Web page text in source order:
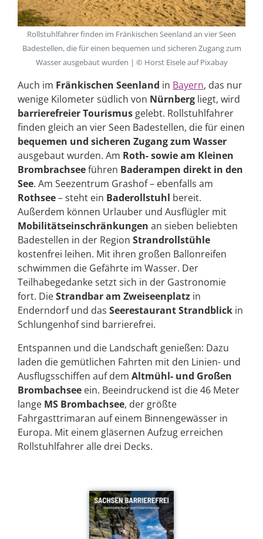
Rollstuhlfahrer finden im Fränkischen Seenland an vier Seen
Badestellen, die für einen bequemen und sicheren Zugang zum
Wasser ausgebaut wurden | © Horst Eisele auf Pixabay
Auch im Fränkischen Seenland in Bayern, das nur
wenige Kilometer südlich von Nürnberg liegt, wird
barrierefreier Tourismus gelebt. Rollstuhlfahrer
finden gleich an vier Seen Badestellen, die für einen
bequemen und sicheren Zugang zum Wasser
ausgebaut wurden. Am Roth- sowie am Kleinen
Brombrachseeführen Baderampen direkt in den
See. Am Seezentrum Grashof – ebenfalls am
Rothsee– steht ein Baderollstuhl bereit.
Außerdem können Urlauber und Ausflügler mit
Mobilitätseinschränkungen an sieben beliebten
Badestellen in der Region Strandrollstühle
kostenfrei leihen. Mit ihren großen Ballonreifen
schwimmen die Gefährte im Wasser. Der
Teilhabegedanke setzt sich in der Gastronomie
fort. DieStrandbar am Zweiseenplatz in
Enderndorf und das Seerestaurant Strandblick in
Schlungenhof sind barrierefrei.
Entspannen und die Landschaft genießen: Dazu
laden die gemütlichen Fahrten mit den Linien- und
Ausflugsschiffen auf dem Altmühl- und Großen
Brombachsee ein. Beeindruckend ist die 46 Meter
lange MS Brombachsee, der größte
Fahrgasttrimaran auf einem Binnengewässer in
Europa. Mit einem gläsernen Aufzug erreichen
Rollstuhlfahrer alle drei Decks.